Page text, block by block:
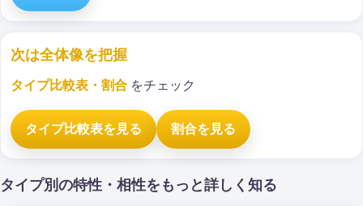
次は全体像を把握
タイプ比較表・割合 をチェック
タイプ比較表を見る 割合を見る
タイプ別の特性・相性をもっと詳しく知る